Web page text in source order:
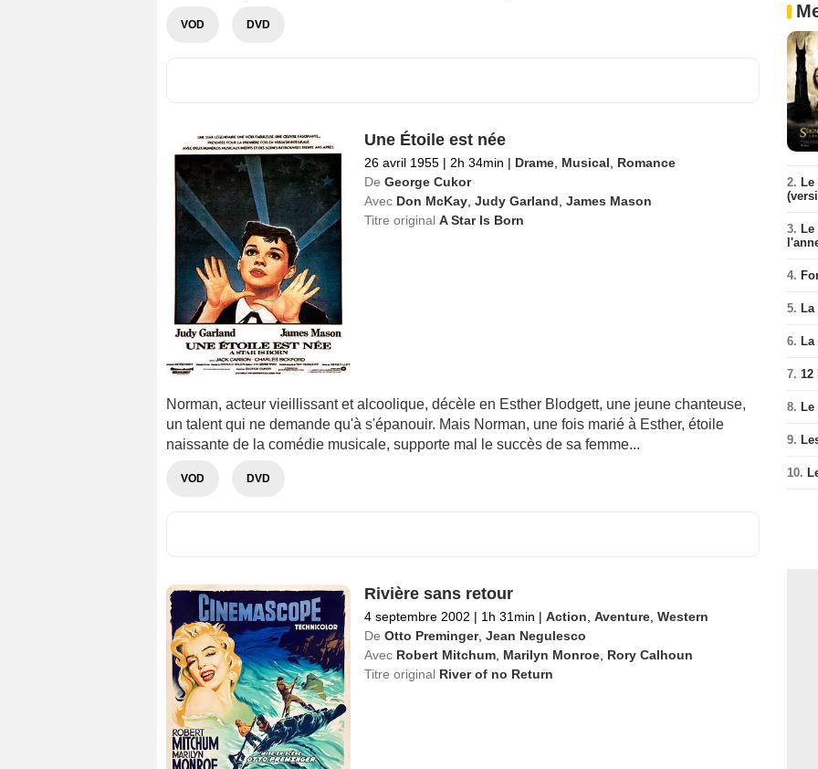
VOD DVD
Une Étoile est née
26 avril 1955 | 2h 34min | Drame, Musical, Romance
De George Cukor
Avec Don McKay, Judy Garland, James Mason
Titre original A Star Is Born
Norman, acteur vieillissant et alcoolique, décèle en Esther Blodgett, une jeune chanteuse,
un talent qui ne demande qu'à s'épanouir. Mais Norman, une fois marié à Esther, étoile
naissante de la comédie musicale, supporte mal le succès de sa femme...
VOD DVD
Rivière sans retour
4 septembre 2002 | 1h 31min | Action, Aventure, Western
De Otto Preminger, Jean Negulesco
Avec Robert Mitchum, Marilyn Monroe, Rory Calhoun
Titre original River of no Return
2.
3.
4.
5.
6.
7. 12
8.
9.
10.